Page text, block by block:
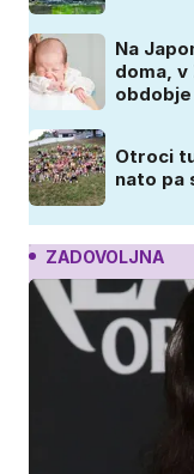
Na
doma, v
Otroci
nato pa
ZADOVOLJNA